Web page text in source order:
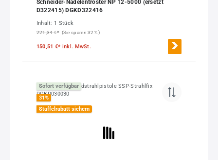
Schneider-Nadelentroster NP 12-5000 (ersetzt
D322415) DGKD322416
Inhalt: 1 Stück
221,34 €* (Sie sparen 32% )
150,51 €* inkl. MwSt.
Sofort verfügbar
31%
Staffelrabatt sichern